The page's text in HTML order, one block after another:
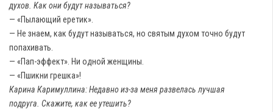
духов. Как они будут называться?
— «Пылающий еретик».
— Не знаем, как будут называться, но святым духом точно будут
попахивать.
— «Пап-эффект». Ни одной женщины.
— «Пшикни грешка»!
Карина Каримуллина: Недавно из-за меня развелась лучшая
подруга. Скажите, как ее утешить?